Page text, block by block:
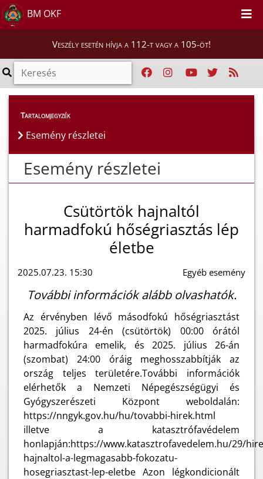
BM OKF
Veszély esetén hívja a 112-t vagy a 105-öt!
Esemény részletei
Tartalomjegyzék
Esemény részletei
Esemény részletei
Csütörtök hajnaltól
harmadfokú hőségriasztás lép
életbe
2025.07.23. 15:30 Egyéb esemény
További információk alább olvashatók.
Az érvényben lévő másodfokú hőségriasztást
2025. július 24-én (csütörtök) 00:00 órától
harmadfokúra emelik, és 2025. július 26-án
(szombat) 24:00 óráig meghosszabbítják az
ország teljes területére.További információk
elérhetők a Nemzeti Népegészségügyi és
Gyógyszerészeti Központ weboldalán:
https://nngyk.gov.hu/hu/tovabbi-hirek.html
illetve a katasztrófavédelem
honlapján:https://www.katasztrofavedelem.hu/29/
hajnaltol-a-legmagasabb-fokozatu-
hosegriasztast-lep-eletbe Azon légkondicionált